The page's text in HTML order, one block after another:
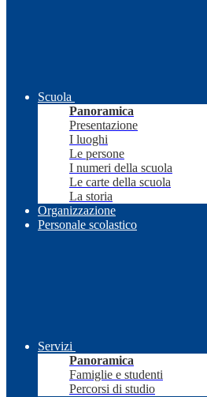
Scuola
Panoramica
Presentazione
I luoghi
Le persone
I numeri della scuola
Le carte della scuola
La storia
Organizzazione
Personale scolastico
Servizi
Panoramica
Famiglie e studenti
Percorsi di studio